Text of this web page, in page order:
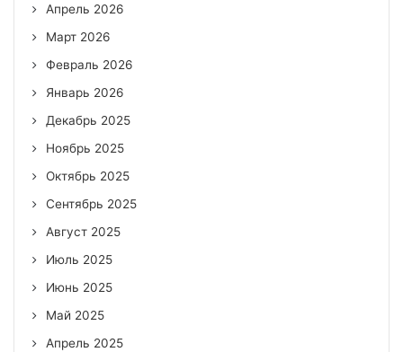
Апрель 2026
Март 2026
Февраль 2026
Январь 2026
Декабрь 2025
Ноябрь 2025
Октябрь 2025
Сентябрь 2025
Август 2025
Июль 2025
Июнь 2025
Май 2025
Апрель 2025